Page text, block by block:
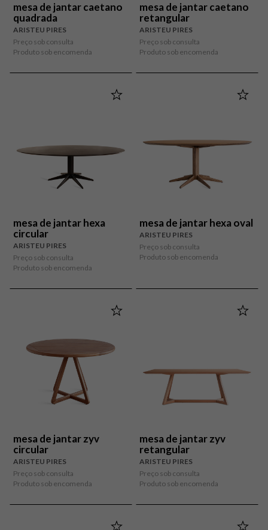
mesa de jantar caetano
quadrada
ARISTEU PIRES
Preço sob consulta
Produto sob encomenda
mesa de jantar caetano
retangular
ARISTEU PIRES
Preço sob consulta
Produto sob encomenda
mesa de jantar hexa
circular
ARISTEU PIRES
Preço sob consulta
Produto sob encomenda
mesa de jantar hexa oval
ARISTEU PIRES
Preço sob consulta
Produto sob encomenda
mesa de jantar zyv
circular
ARISTEU PIRES
Preço sob consulta
Produto sob encomenda
mesa de jantar zyv
retangular
ARISTEU PIRES
Preço sob consulta
Produto sob encomenda